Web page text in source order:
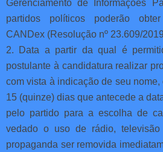
Gerenciamento de Informações
partidos políticos poderão
CANDex (Resolução nº 23.609/
2. Data a partir da qual é
postulante à candidatura realizar
com vista à indicação de seu
15 (quinze) dias que antecede a
pelo partido para a escolha de
vedado o uso de rádio,
propaganda ser removida